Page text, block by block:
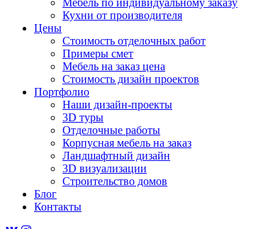
Мебель по индивидуальному заказу
Кухни от производителя
Цены
Стоимость отделочных работ
Примеры смет
Мебель на заказ цена
Стоимость дизайн проектов
Портфолио
Наши дизайн-проекты
3D туры
Отделочные работы
Корпусная мебель на заказ
Ландшафтный дизайн
3D визуализации
Строительство домов
Блог
Контакты